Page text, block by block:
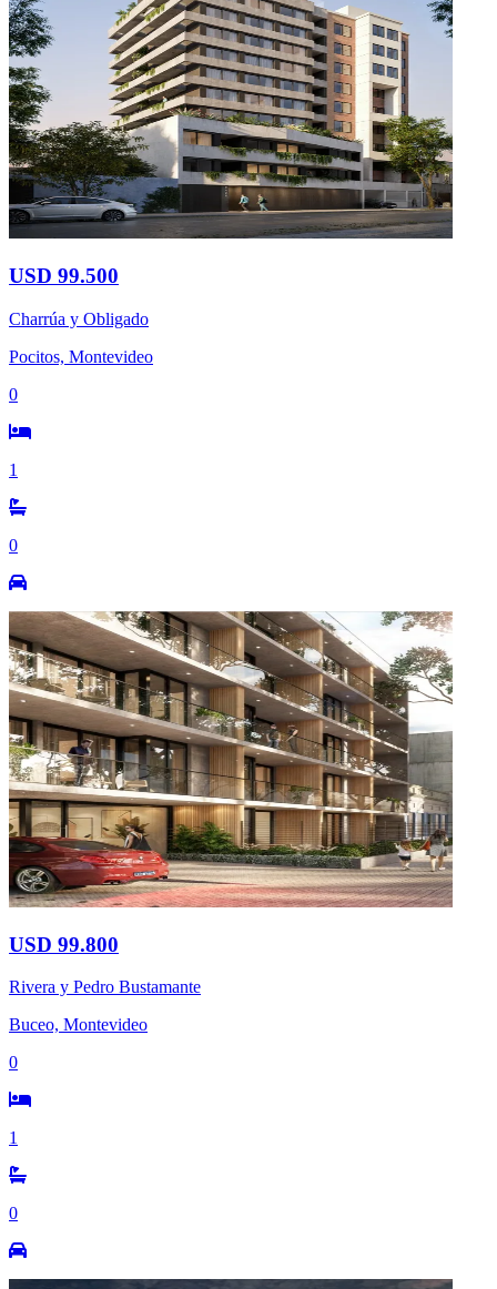
USD 99.500
Charrúa y Obligado
Pocitos, Montevideo
0
1
0
USD 99.800
Rivera y Pedro Bustamante
Buceo, Montevideo
0
1
0